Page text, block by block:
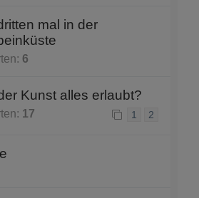
mal in der
6
Kunst alles erlaubt?
17 1 2